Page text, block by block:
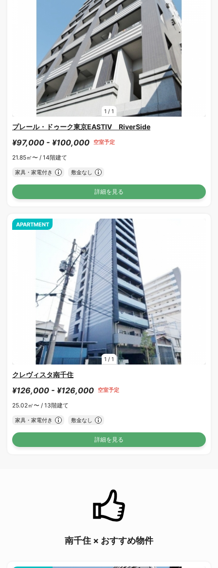
1 / 1
プレール・ドゥーク東京EASTⅣ RiverSide
¥97,000 - ¥100,000 空室予定
21.85㎡〜 / 14階建て
家具・家電付き 敷金なし
詳細を見る
1 / 1
APARTMENT
クレヴィスタ南千住
¥126,000 - ¥126,000 空室予定
25.02㎡〜 / 13階建て
家具・家電付き 敷金なし
詳細を見る
南千住 × おすすめ物件